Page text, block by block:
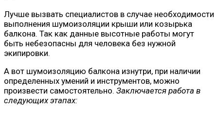
Лучше вызвать специалистов в случае необходимости
выполнения шумоизоляции крыши или козырька
балкона. Так как данные высотные работы могут
быть небезопасны для человека без нужной
экипировки.
А вот шумоизоляцию балкона изнутри, при наличии
определенных умений и инструментов, можно
произвести самостоятельно. Заключается работа в
следующих этапах: